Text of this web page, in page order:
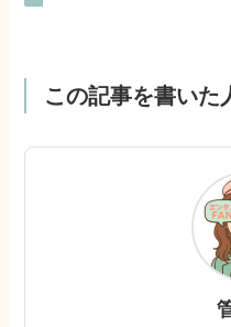
この記事を書いた